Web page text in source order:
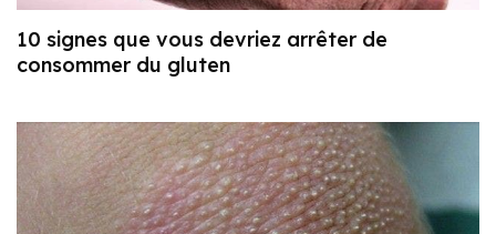
10 signes que vous devriez arrêter de
consommer du gluten